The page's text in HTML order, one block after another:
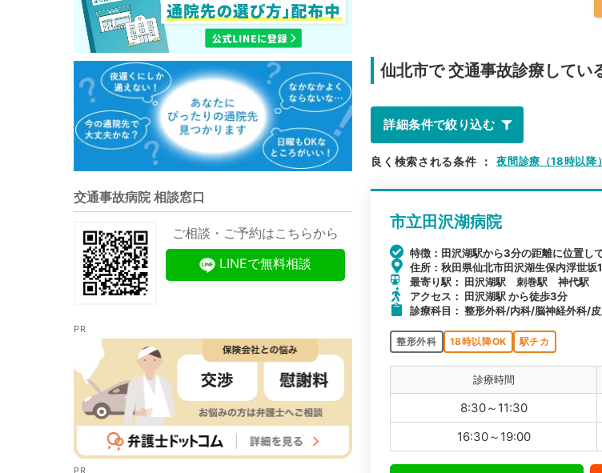
交通事故病院 相談窓口
ご相談・ご予約はこちらから
LINEで無料相談
仙北市で 交通事故診療してい
詳細条件で絞り込む
良く検索される条件 ： 夜間診療（18時以降）
市立田沢湖病院
特徴：田沢湖駅から3分の距離に位置し
住所：秋田県仙北市田沢湖生保内浮世坂
最寄り駅： 田沢湖駅 刺巻駅 神代駅
アクセス： 田沢湖駅 から徒歩3分
診療科目： 整形外科/内科/脳神経外科/
整形外科 18時以降OK 駅チカ
診療時間
8:30～11:30
16:30～19:00